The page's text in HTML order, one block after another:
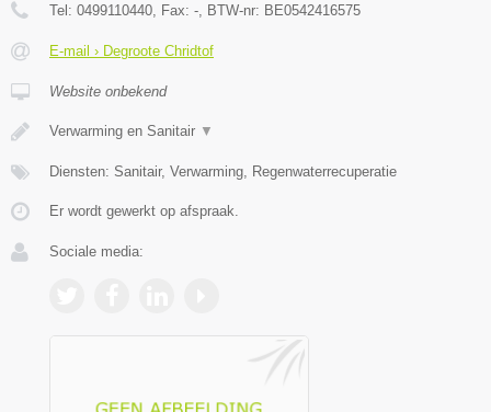
Tel: 0499110440 , Fax: - , BTW-nr: BE0542416575
E-mail › Degroote Chridtof
Website onbekend
Verwarming en Sanitair ▼
Diensten: Sanitair, Verwarming, Regenwaterrecuperatie
Er wordt gewerkt op afspraak.
Sociale media: